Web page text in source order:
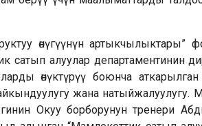
өнүгүүнүн артыкчылыктары”
алуулар департаментинин
өнүктүрүү боюнча
жана натыйжалуулугу.
Окуу борборунун тренери